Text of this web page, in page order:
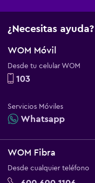
¿Necesitas ayuda?
WOM Móvil
Desde tu celular WOM
103
Servicios Móviles
Whatsapp
WOM Fibra
Desde cualquier teléfono